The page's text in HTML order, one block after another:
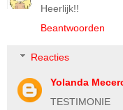
Heerlijk!!
Beantwoorden
Reacties
Yolanda